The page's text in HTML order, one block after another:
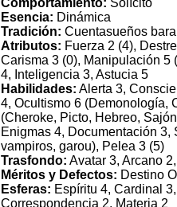
Comportamiento: Solícito
Esencia: Dinámica
Tradición: Cuentasueños
Atributos: Fuerza 2 (4),
Carisma 3 (0), Manipulación 5
4, Inteligencia 3, Astucia 5
Habilidades: Alerta 3,
4, Ocultismo 6 (Demonología,
(Cheroke, Picto, Hebreo,
Enigmas 4, Documentación 3,
vampiros, garou), Pelea 3 (5)
Trasfondo: Avatar 3, Arcano
Méritos y Defectos: Destino
Esferas: Espíritu 4, Cardinal
Correspondencia 2, Materia 2